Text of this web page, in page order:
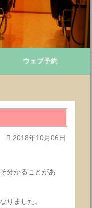
ウェブ予約
2018年10月06日
分かることがあ
りました。